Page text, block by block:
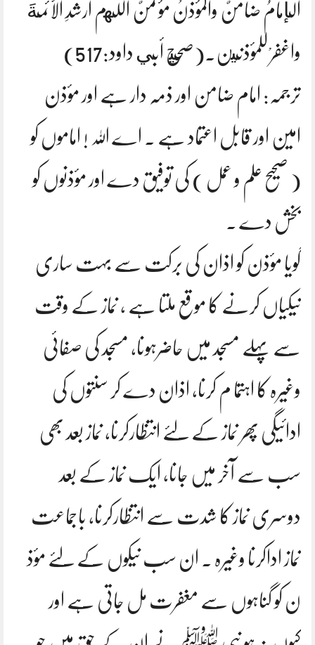
الإمامُ ضامنٌ والمؤذنُ مؤتمنٌ اللهم أرشدِ الأئمةَ
واغفرْ للمؤذنِين.(صحيح أبي داود:517)
ترجمہ: امام ضامن اور ذمہ دار ہے اور مؤذن
امین اور قابل اعتماد ہے ۔ اے اللہ ! اماموں کو
( صحیح علم و عمل ) کی توفیق دے اور مؤذنوں کو
بخش دے ۔
گویا مؤذن کو اذان کی برکت سے بہت ساری
نیکیاں کرنے کا موقع ملتا ہے ، نماز کے وقت
سے پہلے مسجد میں حاضرہونا، مسجد کی صفائی
وغیرہ کا اہتما م کرنا، اذان دے کر سنتوں کی
ادائیگی پھر نماز کے لئے انتظارکرنا، نماز بعد بھی
سب سے آخر میں جانا، ایک نماز کے بعد
دوسری نماز کا شدت سے انتظارکرنا، باجماعت
نماز اداکرنا وغیرہ ۔ ان سب نیکوں کے لئے مؤذ
ن کو گناہوں سے مغفرت مل جاتی ہے اور